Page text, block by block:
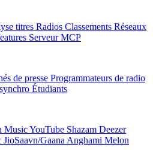
titres Radios Classements Réseaux
Serveur MCP
de presse Programmateurs de radio
Étudiants
MusicYouTube Shazam Deezer
JioSaavn/Gaana Anghami Melon